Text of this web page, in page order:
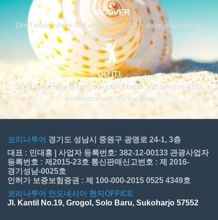
DISCOVER
Don’t know where and when to go? We can organize things
for your comfort.
DO IT!
We’ll make sure to get you unforgettable and awesome trip
experience with Korina Tour.
코리나투어 경기도 성남시 중원구 광명로 24-1, 3층
대표 : 민대홍 | 사업자 등록번호: 382-12-00133 관광사업자
등록번호 : 제2015-23호 통신판매신고번호 : 제 2016-
경기성남-0025호
인허가 보증보험증권 : 제 100-000-2015 0525 4349호
코리나투어 인도네시아 현지OFFICE
Jl. Kantil No.19, Grogol, Solo Baru, Sukoharjo 57552